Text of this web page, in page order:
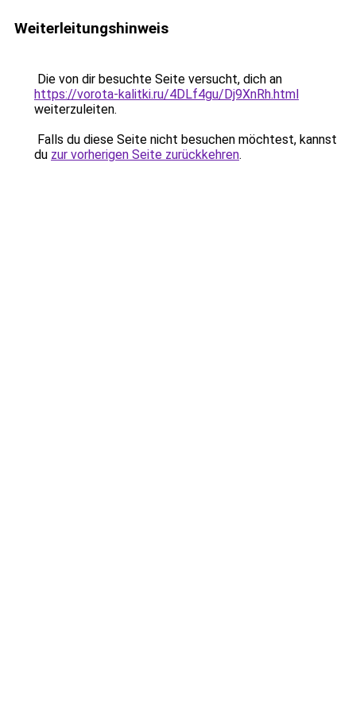
Weiterleitungshinweis
Die von dir besuchte Seite versucht, dich an
https://vorota-kalitki.ru/4DLf4gu/Dj9XnRh.html
weiterzuleiten.
Falls du diese Seite nicht besuchen möchtest, kannst
du zur vorherigen Seite zurückkehren.